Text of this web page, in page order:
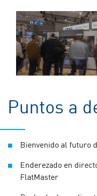
Puntos a
Bienvenido al futuro
Enderezado en
FlatMaster